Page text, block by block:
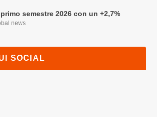
semestre 2026 con un +2,7%
news
SOCIAL